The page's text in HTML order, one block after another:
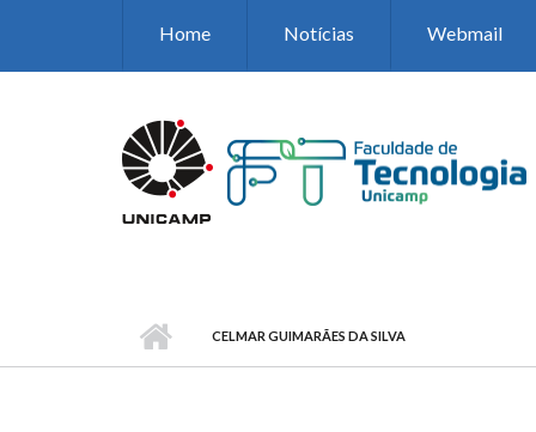
Home Notícias Webmail
CELMAR GUIMARÃES DA SILVA